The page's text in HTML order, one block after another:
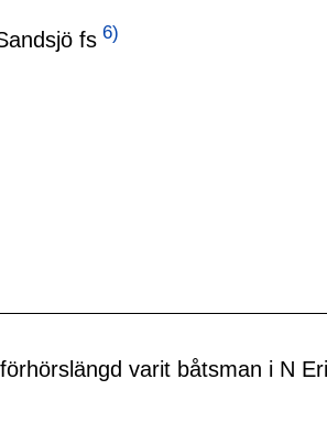
fs 6)
varit båtsman i N